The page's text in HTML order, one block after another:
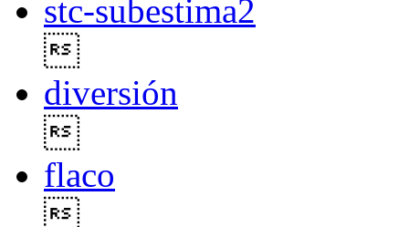
stc-subestima2
diversión
flaco